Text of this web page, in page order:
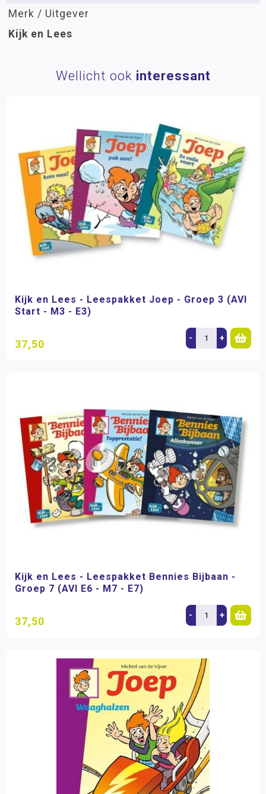
Merk / Uitgever
Kijk en Lees
Wellicht ook interessant
Kijk en Lees - Leespakket Joep - Groep 3 (AVI
Start - M3 - E3)
37,50 - +
Kijk en Lees - Leespakket Bennies Bijbaan -
Groep 7 (AVI E6 - M7 - E7)
37,50 - +